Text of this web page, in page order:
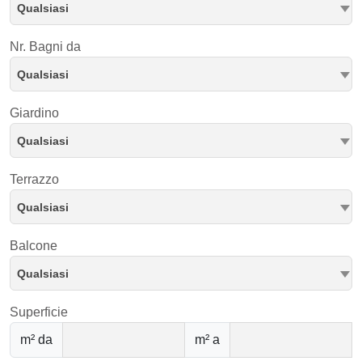
Qualsiasi
Nr. Bagni da
Qualsiasi
Giardino
Qualsiasi
Terrazzo
Qualsiasi
Balcone
Qualsiasi
Superficie
m² da
m² a